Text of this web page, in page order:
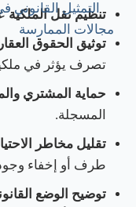
التمثيل القانوني
مجالات الممارسة
تنظيم نقل الملكية
توثيق الحقوق
تصرف يؤثر في
حماية المشتري
المسجلة.
تقليل مخاطر
طرف أو إخفاء
توضيح الوضع